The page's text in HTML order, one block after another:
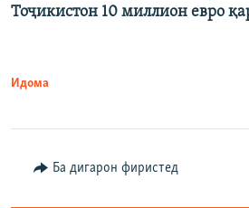
Тоҷикистон 10 миллион евро
Идома
Ба дигарон фиристед